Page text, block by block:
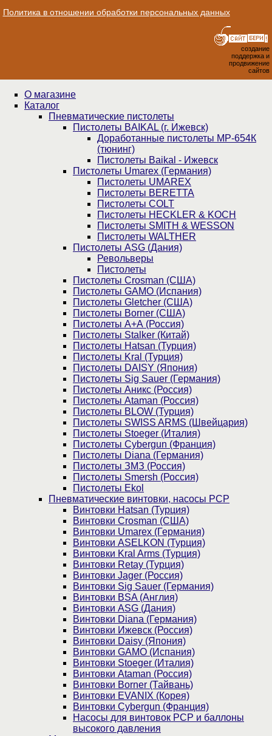
Политика в отношении обработки персональных данных
создание
поддержка и
продвижение
сайтов
О магазине
Каталог
Пнев­ма­ти­чес­кие пистолеты
Пистолеты BAIKAL (г. Ижевск)
Доработанные пистолеты МР-654К
(тюнинг)
Пистолеты Baikal - Ижевск
Пистолеты Umarex (Германия)
Пистолеты UMAREX
Пистолеты BERETTA
Пистолеты COLT
Пистолеты HECKLER & KOCH
Пистолеты SMITH & WESSON
Пистолеты WALTHER
Пистолеты ASG (Дания)
Револьверы
Пистолеты
Пистолеты Crosman (США)
Пистолеты GAMO (Испания)
Пистолеты Gletcher (США)
Пистолеты Borner (США)
Пистолеты А+А (Россия)
Пистолеты Stalker (Китай)
Пистолеты Hatsan (Турция)
Пистолеты Kral (Турция)
Пистолеты DAISY (Япония)
Пистолеты Sig Sauer (Германия)
Пистолеты Аникс (Россия)
Пистолеты Ataman (Россия)
Пистолеты BLOW (Турция)
Пистолеты SWISS ARMS (Швейцария)
Пистолеты Stoeger (Италия)
Пистолеты Cybergun (Франция)
Пистолеты Diana (Германия)
Пистолеты ЗМЗ (Россия)
Пистолеты Smersh (Россия)
Пистолеты Ekol
Пневматические винтовки, насосы PCP
Винтовки Hatsan (Турция)
Винтовки Crosman (США)
Винтовки Umarex (Германия)
Винтовки ASELKON (Турция)
Винтовки Kral Arms (Турция)
Винтовки Retay (Турция)
Винтовки Jager (Россия)
Винтовки Sig Sauer (Германия)
Винтовки BSA (Англия)
Винтовки ASG (Дания)
Винтовки Diana (Германия)
Винтовки Ижевск (Россия)
Винтовки Daisy (Япония)
Винтовки GAMO (Испания)
Винтовки Stoeger (Италия)
Винтовки Ataman (Россия)
Винтовки Borner (Тайвань)
Винтовки EVANIX (Корея)
Винтовки Cybergun (Франция)
Насосы для винтовок PCP и баллоны
высокого давления